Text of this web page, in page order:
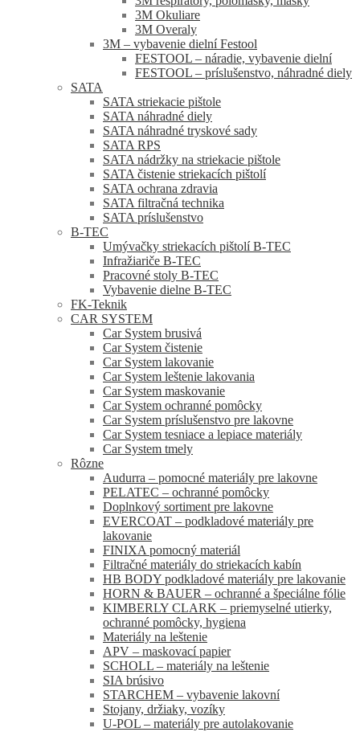
3M Okuliare
3M Overaly
3M – vybavenie dielní Festool
FESTOOL – náradie, vybavenie dielní
FESTOOL – príslušenstvo, náhradné diely
SATA
SATA striekacie pištole
SATA náhradné diely
SATA náhradné tryskové sady
SATA RPS
SATA nádržky na striekacie pištole
SATA čistenie striekacích pištolí
SATA ochrana zdravia
SATA filtračná technika
SATA príslušenstvo
B-TEC
Umývačky striekacích pištolí B-TEC
Infražiariče B-TEC
Pracovné stoly B-TEC
Vybavenie dielne B-TEC
FK-Teknik
CAR SYSTEM
Car System brusivá
Car System čistenie
Car System lakovanie
Car System leštenie lakovania
Car System maskovanie
Car System ochranné pomôcky
Car System príslušenstvo pre lakovne
Car System tesniace a lepiace materiály
Car System tmely
Rôzne
Audurra – pomocné materiály pre lakovne
PELATEC – ochranné pomôcky
Doplnkový sortiment pre lakovne
EVERCOAT – podkladové materiály pre
lakovanie
FINIXA pomocný materiál
Filtračné materiály do striekacích kabín
HB BODY podkladové materiály pre lakovanie
HORN & BAUER – ochranné a špeciálne fólie
KIMBERLY CLARK – priemyselné utierky,
ochranné pomôcky, hygiena
Materiály na leštenie
APV – maskovací papier
SCHOLL – materiály na leštenie
SIA brúsivo
STARCHEM – vybavenie lakovní
Stojany, držiaky, vozíky
U-POL – materiály pre autolakovanie